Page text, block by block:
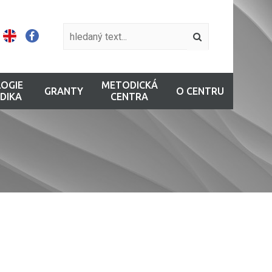
GRANTY
METODICKÁ
CENTRA
O CENTRU